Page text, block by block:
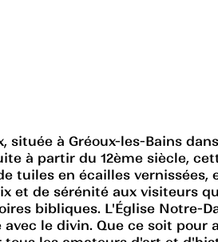
située à Gréoux-les-Bains
à partir du 12ème siècle,
tuiles en écailles
et de sérénité aux visiteurs
bibliques. L'Église Notre-
le divin. Que ce soit